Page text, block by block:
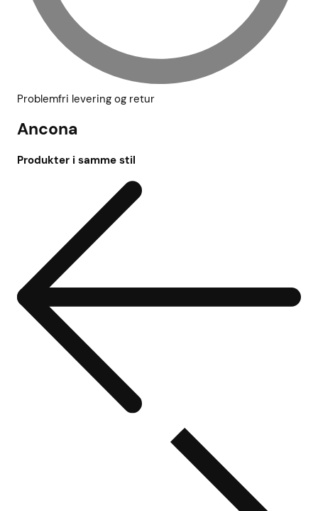
Problemfri levering og retur
Ancona
Produkter i samme stil